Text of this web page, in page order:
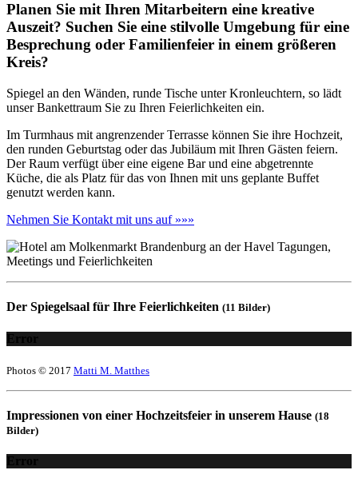
Planen Sie mit Ihren Mitarbeitern eine kreative
Auszeit? Suchen Sie eine stilvolle Umgebung für eine
Besprechung oder Familienfeier in einem größeren
Kreis?
Spiegel an den Wänden, runde Tische unter Kronleuchtern, so lädt
unser Bankettraum Sie zu Ihren Feierlichkeiten ein.
Im Turmhaus mit angrenzender Terrasse können Sie ihre Hochzeit,
den runden Geburtstag oder das Jubiläum mit Ihren Gästen feiern.
Der Raum verfügt über eine eigene Bar und eine abgetrennte
Küche, die als Platz für das von Ihnen mit uns geplante Buffet
genutzt werden kann.
Nehmen Sie Kontakt mit uns auf »»»
Der Spiegelsaal für Ihre Feierlichkeiten (11 Bilder)
Error
Photos © 2017 Matti M. Matthes
Impressionen von einer Hochzeitsfeier in unserem Hause (18
Bilder)
Error